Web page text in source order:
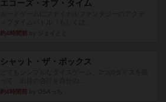
エコーズ・オブ・タイム
約4時間前
シャット・ザ・ボックス
約4時間前